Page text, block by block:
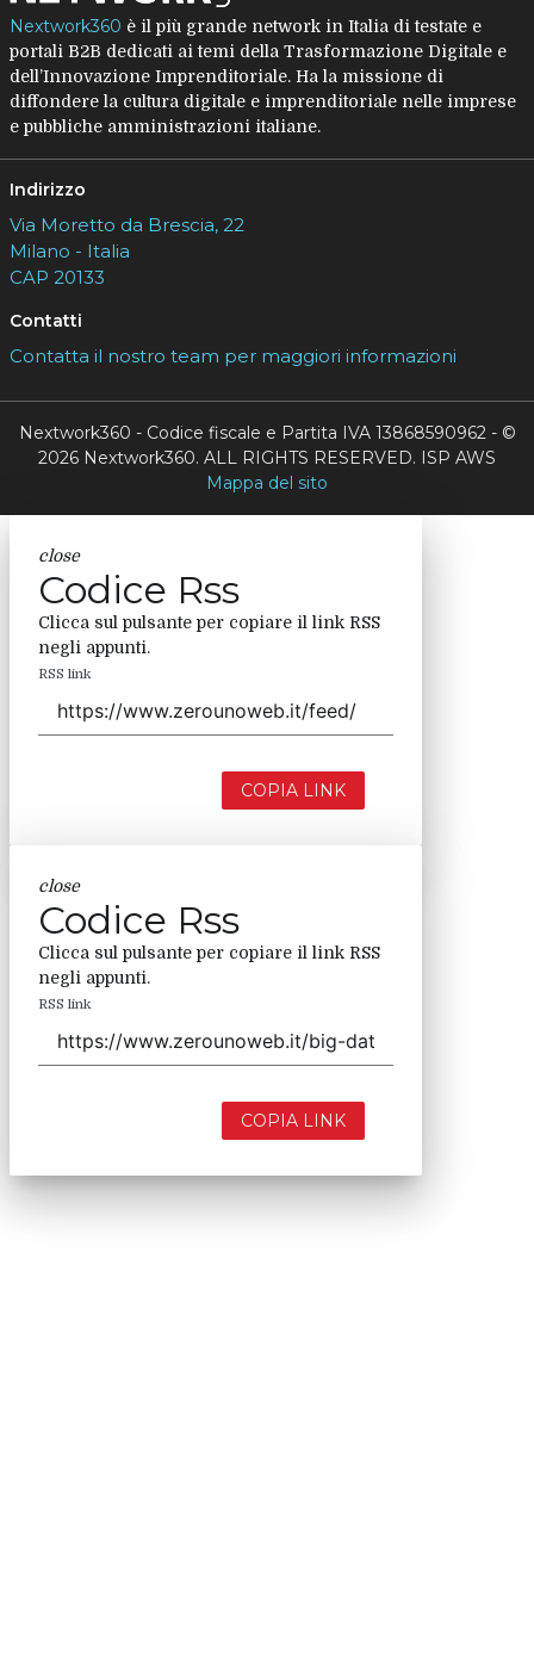
Nextwork360 è il più grande network in Italia di testate e
portali B2B dedicati ai temi della Trasformazione Digitale e
dell’Innovazione Imprenditoriale. Ha la missione di
diffondere la cultura digitale e imprenditoriale nelle imprese
e pubbliche amministrazioni italiane.
Indirizzo
Via Moretto da Brescia, 22
Milano - Italia
CAP 20133
Contatti
Contatta il nostro team per maggiori informazioni
Nextwork360 - Codice fiscale e Partita IVA 13868590962 - ©
2026 Nextwork360. ALL RIGHTS RESERVED. ISP AWS
Mappa del sito
close
Codice Rss
Clicca sul pulsante per copiare il link RSS
negli appunti.
RSS link
COPIA LINK
close
Codice Rss
Clicca sul pulsante per copiare il link RSS
negli appunti.
RSS link
COPIA LINK